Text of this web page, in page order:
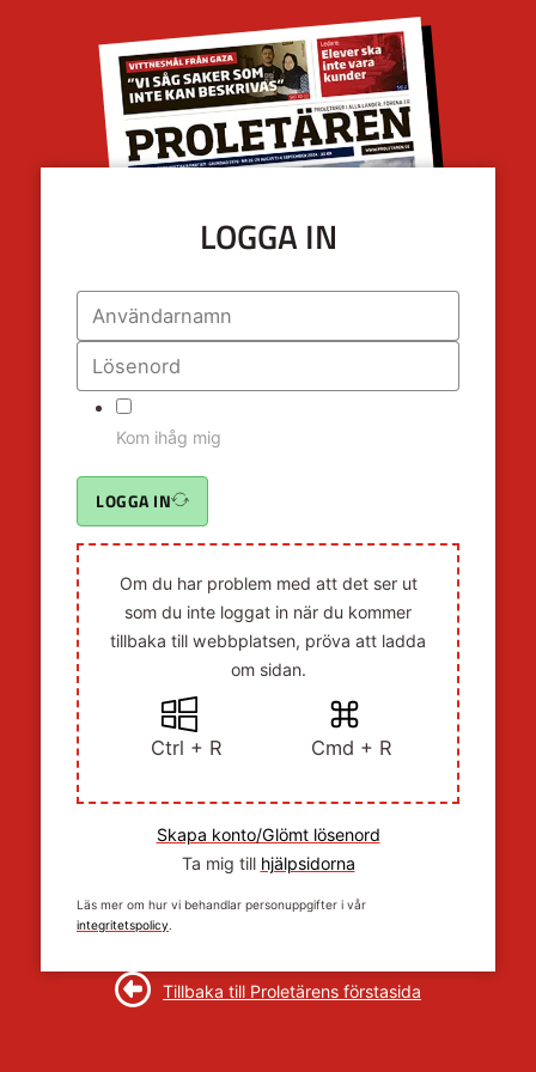
LOGGA IN
Kom ihåg mig
LOGGA IN
Om du har problem med att det ser ut
som du inte loggat in när du kommer
tillbaka till webbplatsen, pröva att ladda
om sidan.
Ctrl + R Cmd + R
Skapa konto/Glömt lösenord
Ta mig till hjälpsidorna
Läs mer om hur vi behandlar personuppgifter i vår
integritetspolicy.
Tillbaka till Proletärens förstasida